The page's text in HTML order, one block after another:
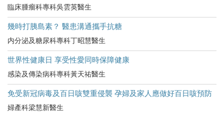
臨床腫瘤科專科吳雲英醫生
幾時打胰島素？ 醫患溝通攜手抗糖
内分泌及糖尿科專科丁昭慧醫生
世界性健康日 享受性愛同時保障健康
感染及傳染病科專科黃天祐醫生
免受新冠病毒及百日咳雙重侵襲 孕婦及家人應做好百日咳預防
婦產科梁慧新醫生